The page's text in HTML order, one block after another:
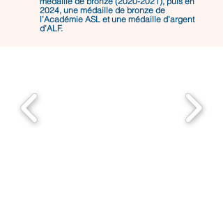
2024, une médaille de bronze de
l’Académie ASL et une médaille d’argent
d’ALF.